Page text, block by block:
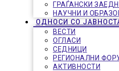
ГРАЃАНСКИ
НАУЧНИ И
ОДНОСИ СО
ВЕСТИ
ОГЛАСИ
СЕДНИЦИ
РЕГИОНАЛНИ
АКТИВНОСТИ